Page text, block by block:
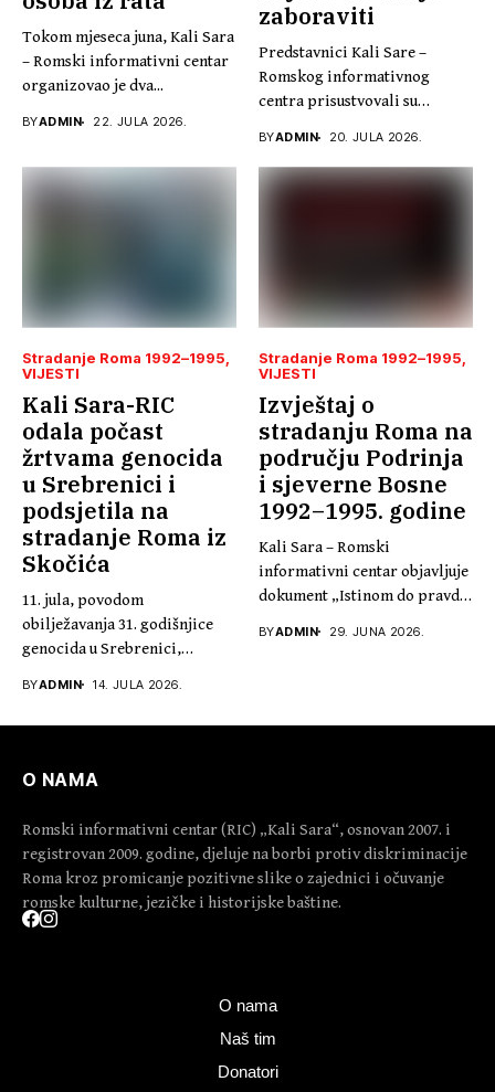
Tokom mjeseca juna, Kali Sara
– Romski informativni centar
organizovao je dva...
BYADMIN 22. JULA 2026.
zaboraviti
Predstavnici Kali Sare –
Romskog informativnog
centra prisustvovali su
BYADMIN 20. JULA 2026.
Stradanje Roma 1992–1995
VIJESTI
Kali Sara-RIC
odala počast
žrtvama genocida
u Srebrenici i
podsjetila na
stradanje Roma iz
Skočića
11. jula, povodom
obilježavanja 31. godišnjice
genocida u Srebrenici,
BYADMIN 14. JULA 2026.
Stradanje Roma 1992–1995
VIJESTI
Izvještaj o
stradanju Roma na
području Podrinja
i sjeverne Bosne
1992–1995. godine
Kali Sara – Romski
informativni centar objavljuje
dokument „Istinom do pravde,
BYADMIN 29. JUNA 2026.
O NAMA
Romski informativni centar (RIC) „Kali Sara“, osnovan 2007. i
registrovan 2009. godine, djeluje na borbi protiv diskriminacije
Roma kroz promicanje pozitivne slike o zajednici i očuvanje
romske kulturne, jezičke i historijske baštine.
O nama
Naš tim
Donatori